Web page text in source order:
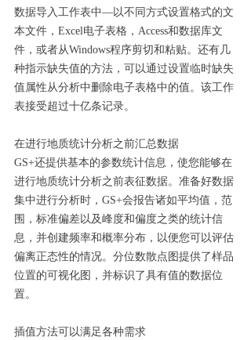
数据导入工作表中—以不同方式设置格式的文
本文件，Excel电子表格，Access和数据库文
件，或者从Windows程序剪切和粘贴。还有几
种指示缺失值的方法，可以通过设置临时缺失
值属性从分析中删除电子表格中的值。该工作
表接受超过十亿条记录。
在进行地质统计分析之前汇总数据
GS+还提供基本的参数统计信息，使您能够在
进行地质统计分析之前表征数据。准备好数据
集中进行分析时，GS+会报告诸如平均值，范
围，标准偏差以及峰度和偏度之类的统计信
息，并创建频率和概率分布，以便您可以评估
偏离正态性的情况。分位数散点图提供了样品
位置的可视化图，并标识了具有值的数据位
置。
插值方法可以满足各种需求